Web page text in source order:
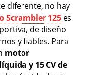
diferente, no hay
Scrambler 125 es
de diseño
y fiables. Para
motor
y 15 CV de